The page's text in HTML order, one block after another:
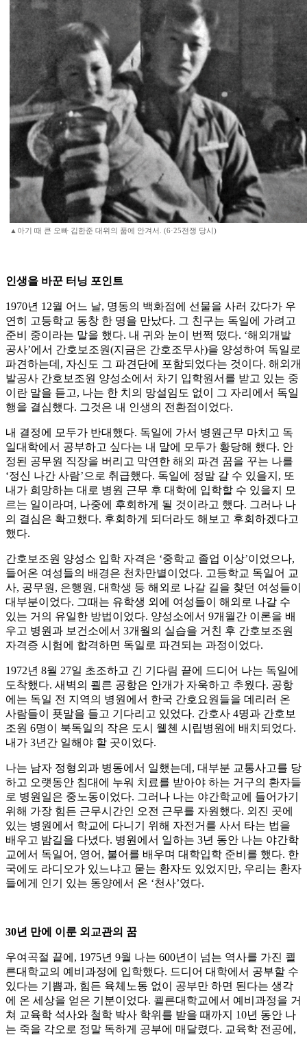
▲아기 때 큰 오빠 김한준 대위의 품에 안겨서. (6·25전쟁 당시)
인생을 바꾼 터닝 포인트
1970년 12월 어느 날, 명동의 백화점에 선물을 사러 갔다가 우
연히 고등학교 동창 한 명을 만났다. 그 친구는 독일에 가려고
준비 중이라는 말을 했다. 내 귀와 눈이 번쩍 떴다. ‘해외개발
공사’에서 간호보조원(지금은 간호조무사)을 양성하여 독일로
파견하는데, 자신도 그 파견단에 포함되었다는 것이다. 해외개
발공사 간호보조원 양성소에서 차기 입학원서를 받고 있는 중
이란 말을 듣고, 나는 한 치의 망설임도 없이 그 자리에서 독일
행을 결심했다. 그것은 내 인생의 전환점이었다.
내 결정에 모두가 반대했다. 독일에 가서 병원근무 마치고 독
일대학에서 공부하고 싶다는 내 말에 모두가 황당해 했다. 안
정된 공무원 직장을 버리고 막연한 해외 파견 꿈을 꾸는 나를
‘정신 나간 사람’으로 취급했다. 독일에 정말 갈 수 있을지, 또
내가 희망하는 대로 병원 근무 후 대학에 입학할 수 있을지 모
르는 일이라며, 나중에 후회하게 될 것이라고 했다. 그러나 나
의 결심은 확고했다. 후회하게 되더라도 해보고 후회하겠다고
했다.
간호보조원 양성소 입학 자격은 ‘중학교 졸업 이상’이었으나,
들어온 여성들의 배경은 천차만별이었다. 고등학교 독일어 교
사, 공무원, 은행원, 대학생 등 해외로 나갈 길을 찾던 여성들이
대부분이었다. 그때는 유학생 외에 여성들이 해외로 나갈 수
있는 거의 유일한 방법이었다. 양성소에서 9개월간 이론을 배
우고 병원과 보건소에서 3개월의 실습을 거친 후 간호보조원
자격증 시험에 합격하면 독일로 파견되는 과정이었다.
1972년 8월 27일 초조하고 긴 기다림 끝에 드디어 나는 독일에
도착했다. 새벽의 쾰른 공항은 안개가 자욱하고 추웠다. 공항
에는 독일 전 지역의 병원에서 한국 간호요원들을 데리러 온
사람들이 푯말을 들고 기다리고 있었다. 간호사 4명과 간호보
조원 6명이 북독일의 작은 도시 웰첸 시립병원에 배치되었다.
내가 3년간 일해야 할 곳이었다.
나는 남자 정형외과 병동에서 일했는데, 대부분 교통사고를 당
하고 오랫동안 침대에 누워 치료를 받아야 하는 거구의 환자들
로 병원일은 중노동이었다. 그러나 나는 야간학교에 들어가기
위해 가장 힘든 근무시간인 오전 근무를 자원했다. 외진 곳에
있는 병원에서 학교에 다니기 위해 자전거를 사서 타는 법을
배우고 밤길을 다녔다. 병원에서 일하는 3년 동안 나는 야간학
교에서 독일어, 영어, 불어를 배우며 대학입학 준비를 했다. 한
국에도 라디오가 있느냐고 묻는 환자도 있었지만, 우리는 환자
들에게 인기 있는 동양에서 온 ‘천사’였다.
30년 만에 이룬 외교관의 꿈
우여곡절 끝에, 1975년 9월 나는 600년이 넘는 역사를 가진 쾰
른대학교의 예비과정에 입학했다. 드디어 대학에서 공부할 수
있다는 기쁨과, 힘든 육체노동 없이 공부만 하면 된다는 생각
에 온 세상을 얻은 기분이었다. 쾰른대학교에서 예비과정을 거
쳐 교육학 석사와 철학 박사 학위를 받을 때까지 10년 동안 나
는 죽을 각오로 정말 독하게 공부에 매달렸다. 교육학 전공에,